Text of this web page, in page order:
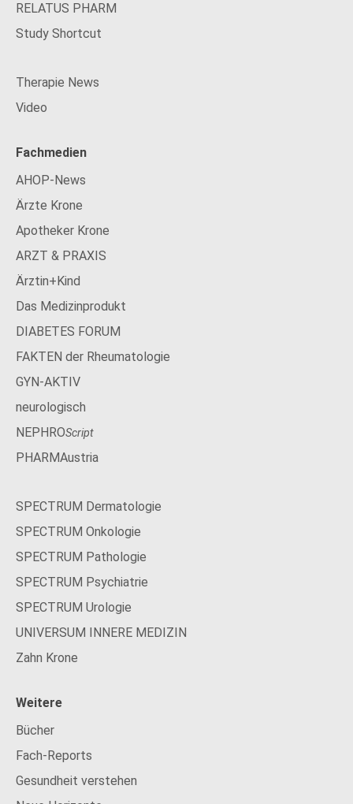
RELATUS PHARM
Study Shortcut
Therapie News
Video
Fachmedien
AHOP-News
Ärzte Krone
Apotheker Krone
ARZT & PRAXIS
Ärztin+Kind
Das Medizinprodukt
DIABETES FORUM
FAKTEN der Rheumatologie
GYN-AKTIV
neurologisch
NEPHROScript
PHARMAustria
SPECTRUM Dermatologie
SPECTRUM Onkologie
SPECTRUM Pathologie
SPECTRUM Psychiatrie
SPECTRUM Urologie
UNIVERSUM INNERE MEDIZIN
Zahn Krone
Weitere
Bücher
Fach-Reports
Gesundheit verstehen